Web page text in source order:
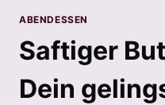
ABENDESSEN
Saftiger
Dein